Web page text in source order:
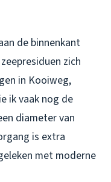
de binnenkant
zich
in Kooiweg,
ik vaak nog de
diameter van
is extra
met moderne